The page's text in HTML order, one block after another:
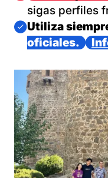
sigas perfiles
Imagen
Utiliza
oficiales.